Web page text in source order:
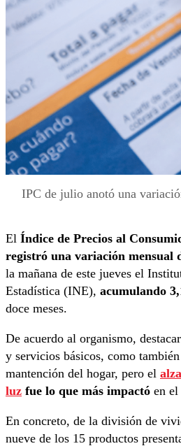
IPC de julio anotó una
El Índice de Precios al
registró una variación mensual
la mañana de este jueves el
Estadística (INE), acumulando
doce meses.
De acuerdo al organismo,
y servicios básicos, como
mantención del hogar, pero el
luz fue lo que más impactó en
En concreto, de la división de
nueve de los 15 productos